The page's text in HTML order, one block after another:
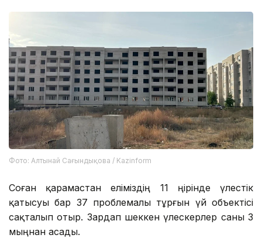
Фото: Алтынай Сағындықова / Kazinform
Соған қарамастан еліміздің 11 өңірінде үлестік
қатысуы бар 37 проблемалы тұрғын үй объектісі
сақталып отыр. Зардап шеккен үлескерлер саны 3
мыңнан асады.